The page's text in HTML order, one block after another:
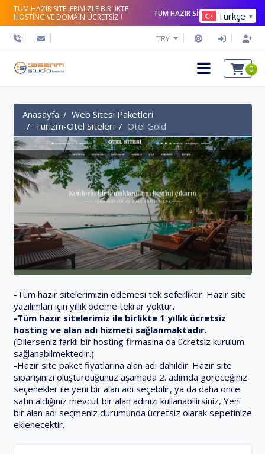
TÜM HAZIR SİTELERİMİZLE BİRLİKTE
HOSTİNG VE DOMAİN ÜCRETSİZ !
TÜM HAZIR SİTELERİ İNCELE
TRY
0
Anasayfa
Web Sitesi Paketleri
Turizm-Otel Siteleri
Otel Gold
-Tüm hazır sitelerimizin ödemesi tek seferliktir. Hazır site
yazılımları için yıllık ödeme tekrar yoktur.
-Tüm hazır sitelerimiz ile birlikte 1 yıllık ücretsiz
hosting ve alan adı hizmeti sağlanmaktadır.
(Dilerseniz farklı bir hosting firmasına da ücretsiz kurulum
sağlanabilmektedir.)
-Hazır site paket fiyatlarına alan adı dahildir. Hazır site
siparişinizi oluşturduğunuz aşamada 2. adımda göreceğiniz
seçenekler ile yeni bir alan adı seçebilir, ya da daha önce
satın aldığınız mevcut bir alan adınızı kullanabilirsiniz, Yeni
bir alan adı seçmeniz durumunda ücretsiz olarak sepetinize
eklenecektir.
Türkçe ▼